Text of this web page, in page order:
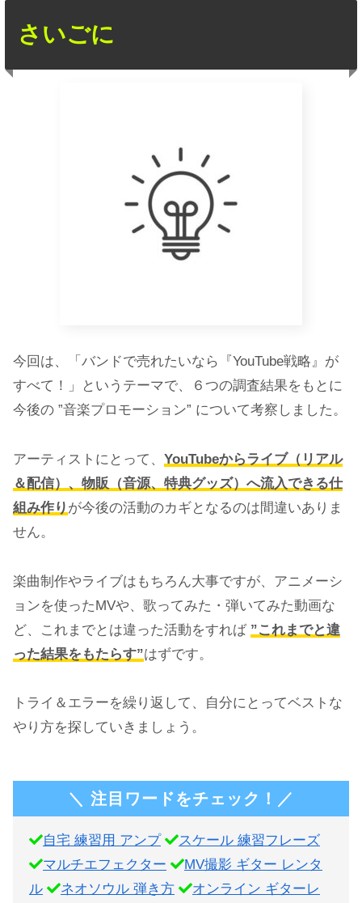
さいごに
今回は、「バンドで売れたいなら『YouTube戦略』が
すべて！」というテーマで、６つの調査結果をもとに
今後の ”音楽プロモーション” について考察しました。
アーティストにとって、 YouTubeからライブ（リアル
＆配信）、物販（音源、特典グッズ）へ流入できる仕
組み作り が今後の活動のカギとなるのは間違いありま
せん。
楽曲制作やライブはもちろん大事ですが、アニメーシ
ョンを使ったMVや、歌ってみた・弾いてみた動画な
ど、これまでとは違った活動をすれば ”これまでと違
った結果をもたらす”はずです。
トライ＆エラーを繰り返して、自分にとってベストな
やり方を探していきましょう。
＼ 注目ワードをチェック！／
自宅 練習用 アンプ
スケール 練習フレーズ
マルチエフェクター
MV撮影 ギター レンタ
ル
ネオソウル 弾き方
オンライン ギターレ